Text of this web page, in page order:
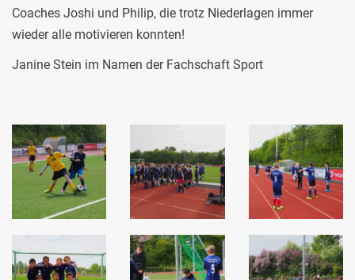
Coaches Joshi und Philip, die trotz Niederlagen immer
wieder alle motivieren konnten!
Janine Stein im Namen der Fachschaft Sport